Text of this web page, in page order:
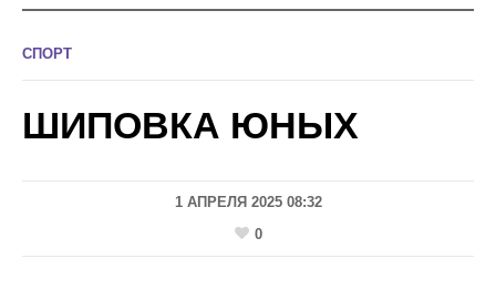
СПОРТ
ШИПОВКА ЮНЫХ
1 АПРЕЛЯ 2025 08:32
0